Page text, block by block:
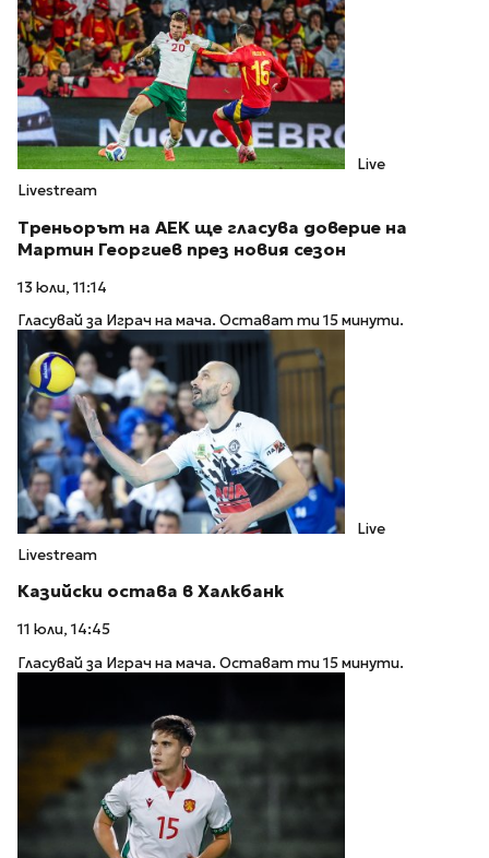
Live
Livestream
Треньорът на АЕК ще гласува доверие на
Мартин Георгиев през новия сезон
13 юли, 11:14
Гласувай за Играч на мача. Остават ти 15 минути.
Live
Livestream
Казийски остава в Халкбанк
11 юли, 14:45
Гласувай за Играч на мача. Остават ти 15 минути.